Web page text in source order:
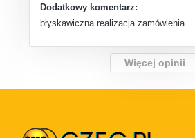
Dodatkowy komentarz:
błyskawiczna realizacja zamówienia
Więcej opinii